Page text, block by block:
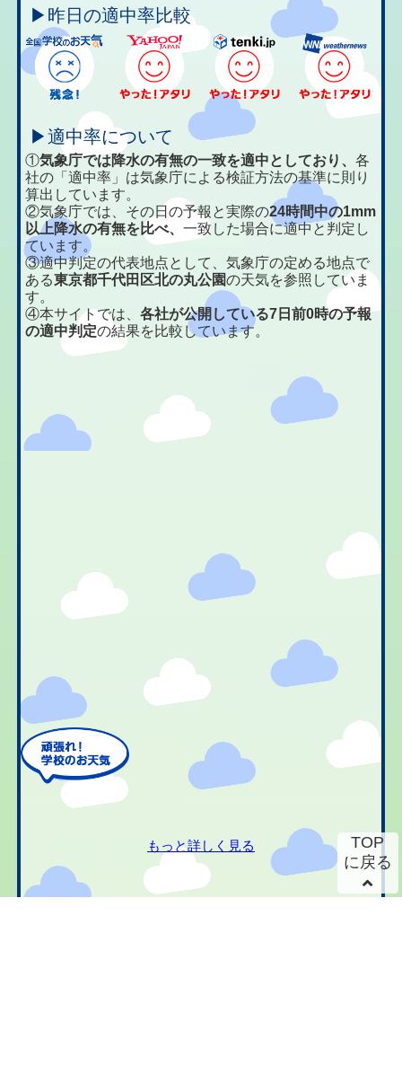
▶昨日の適中率比較
▶適中率について
①気象庁では降水の有無の一致を適中としており、各
社の「適中率」は気象庁による検証方法の基準に則り
算出しています。
②気象庁では、その日の予報と実際の24時間中の1mm
以上降水の有無を比べ、一致した場合に適中と判定し
ています。
③適中判定の代表地点として、気象庁の定める地点で
ある東京都千代田区北の丸公園の天気を参照していま
す。
④本サイトでは、各社が公開している7日前0時の予報
の適中判定の結果を比較しています。
もっと詳しく見る
TOP
に戻る